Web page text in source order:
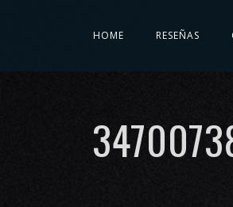
HOME RESEÑAS